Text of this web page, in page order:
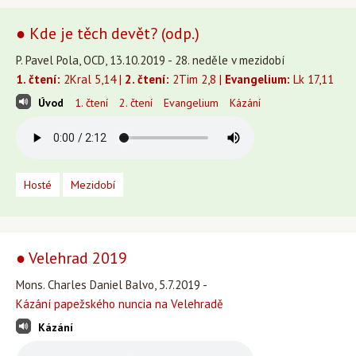
● Kde je těch devět? (odp.)
P. Pavel Pola, OCD, 13.10.2019 - 28. neděle v mezidobí
1. čtení: 2Kral 5,14 | 2. čtení: 2Tim 2,8 | Evangelium: Lk 17,11
Úvod 1. čtení 2. čtení Evangelium Kázání
Hosté Mezidobí
● Velehrad 2019
Mons. Charles Daniel Balvo, 5.7.2019 -
Kázání papežského nuncia na Velehradě
Kázání